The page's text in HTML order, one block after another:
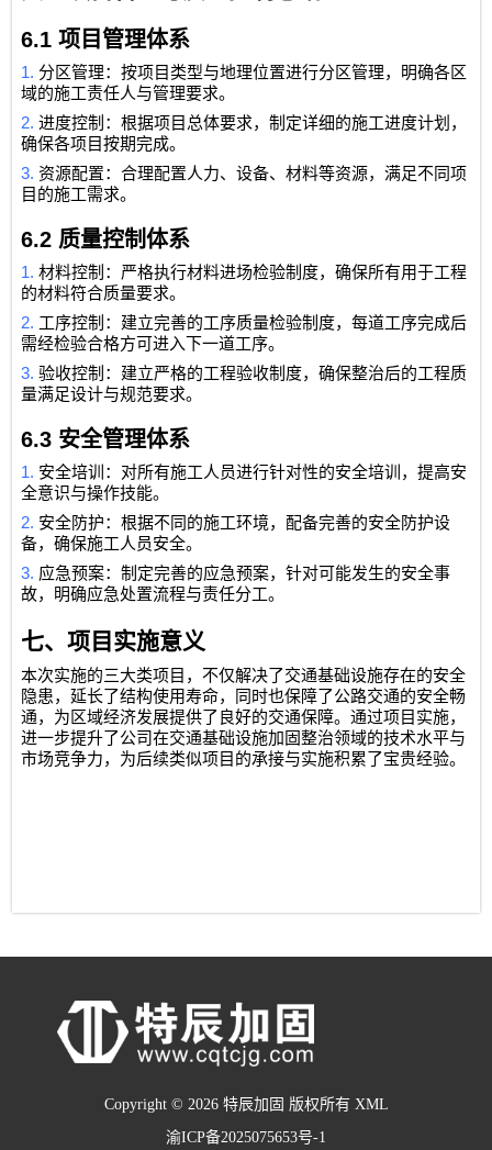
6.1项目管理体系
1.分区管理：按项目类型与地理位置进行分区管理，明确各区
域的施工责任人与管理要求。
2.进度控制：根据项目总体要求，制定详细的施工进度计划，
确保各项目按期完成。
3.资源配置：合理配置人力、设备、材料等资源，满足不同项
目的施工需求。
6.2 质量控制体系
1.材料控制：严格执行材料进场检验制度，确保所有用于工程
的材料符合质量要求。
2. 工序控制：建立完善的工序质量检验制度，每道工序完成后
需经检验合格方可进入下一道工序。
3.验收控制：建立严格的工程验收制度，确保整治后的工程质
量满足设计与规范要求。
6.3 安全管理体系
1. 安全培训：对所有施工人员进行针对性的安全培训，提高安
全意识与操作技能。
2. 安全防护：根据不同的施工环境，配备完善的安全防护设
备，确保施工人员安全。
3. 应急预案：制定完善的应急预案，针对可能发生的安全事
故，明确应急处置流程与责任分工。
七、项目实施意义
本次实施的三大类项目，不仅解决了交通基础设施存在的安全
隐患，延长了结构使用寿命，同时也保障了公路交通的安全畅
通，为区域经济发展提供了良好的交通保障。通过项目实施，
进一步提升了公司在交通基础设施加固整治领域的技术水平与
市场竞争力，为后续类似项目的承接与实施积累了宝贵经验。
Copyright © 2026 特辰加固 版权所有 XML
渝ICP备2025075653号-1